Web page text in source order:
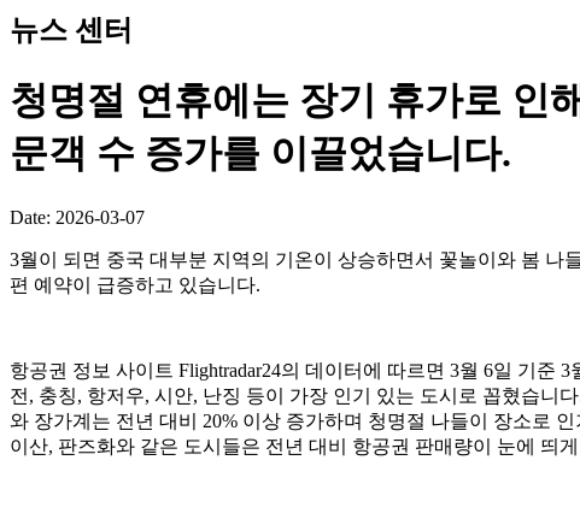
뉴스 센터
청명절 연휴에는 장기 휴가로 인
문객 수 증가를 이끌었습니다.
Date: 2026-03-07
3월이 되면 중국 대부분 지역의 기온이 상승하면서 꽃놀이와 봄
편 예약이 급증하고 있습니다.
항공권 정보 사이트 Flightradar24의 데이터에 따르면 3월 6일 기준
전, 충칭, 항저우, 시안, 난징 등이 가장 인기 있는 도시로 꼽혔습니
와 장가계는 전년 대비 20% 이상 증가하며 청명절 나들이 장소로
이산, 판즈화와 같은 도시들은 전년 대비 항공권 판매량이 눈에 띄